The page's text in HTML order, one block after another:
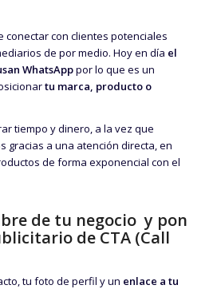
conectar con clientes potenciales
de por medio. Hoy en día el
WhatsApppor lo que es un
tu marca, producto o
tiempo y dinero, a la vez que
gracias a una atención directa, en
de forma exponencial con el
de tu negocio y pon
de CTA (Call
tu foto de perfil y un enlace a tu